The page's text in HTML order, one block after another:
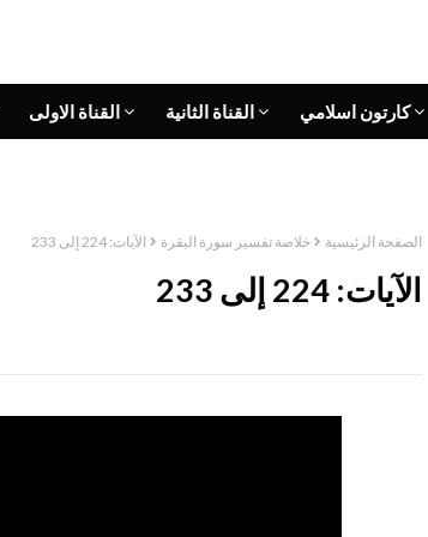
القناة الاولى القناة الثانية كارتون اسلامي
الصفحة الرئيسية خلاصة تفسير سورة البقرة الآيات: 224 إلى 233
الآيات: 224 إلى 233